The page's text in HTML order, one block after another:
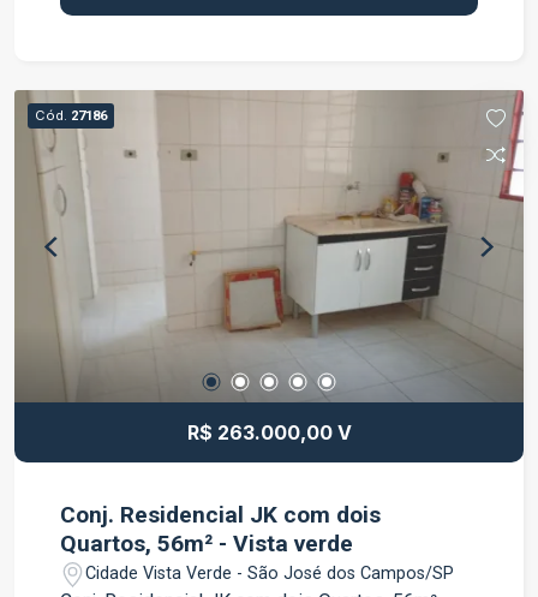
conveniência, além de ter fácil acesso às
lindo apartamento: - 84m² - 3 Dormitórios sendo
1 suíte - Sala - Cozinha Planejada - 1 Banheiro -
Área de serviço - 2 Vaga de garagem subsolo
Que tal agendar uma visita e conhecer este
imóvel hoje mesmo?
Cód. 27186
R$ 263.000,00 V
Conj. Residencial JK com dois
Quartos, 56m² - Vista verde
Cidade Vista Verde - São José dos Campos/SP